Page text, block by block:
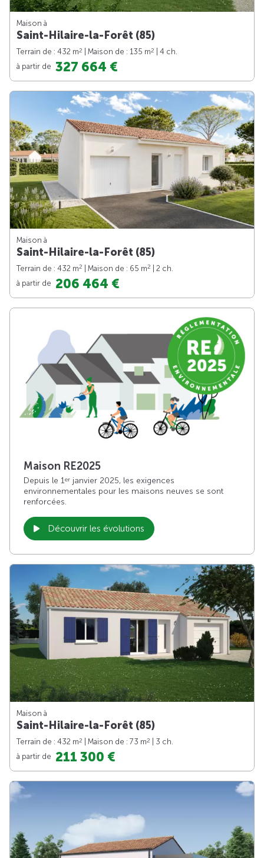
Maison à
Saint-Hilaire-la-Forêt (85)
Terrain de : 432 m2 | Maison de : 135 m2
| 4 ch.
à partir de 327 664 €
Maison à
Saint-Hilaire-la-Forêt (85)
Terrain de : 432 m2 | Maison de : 65 m2
| 2 ch.
à partir de 206 464 €
Maison RE2025
Depuis le 1er janvier 2025, les exigences
environnementales pour les maisons neuves se sont
renforcées.
Découvrir les évolutions
Maison à
Saint-Hilaire-la-Forêt (85)
Terrain de : 432 m2 | Maison de : 73 m2
| 3 ch.
à partir de 211 300 €